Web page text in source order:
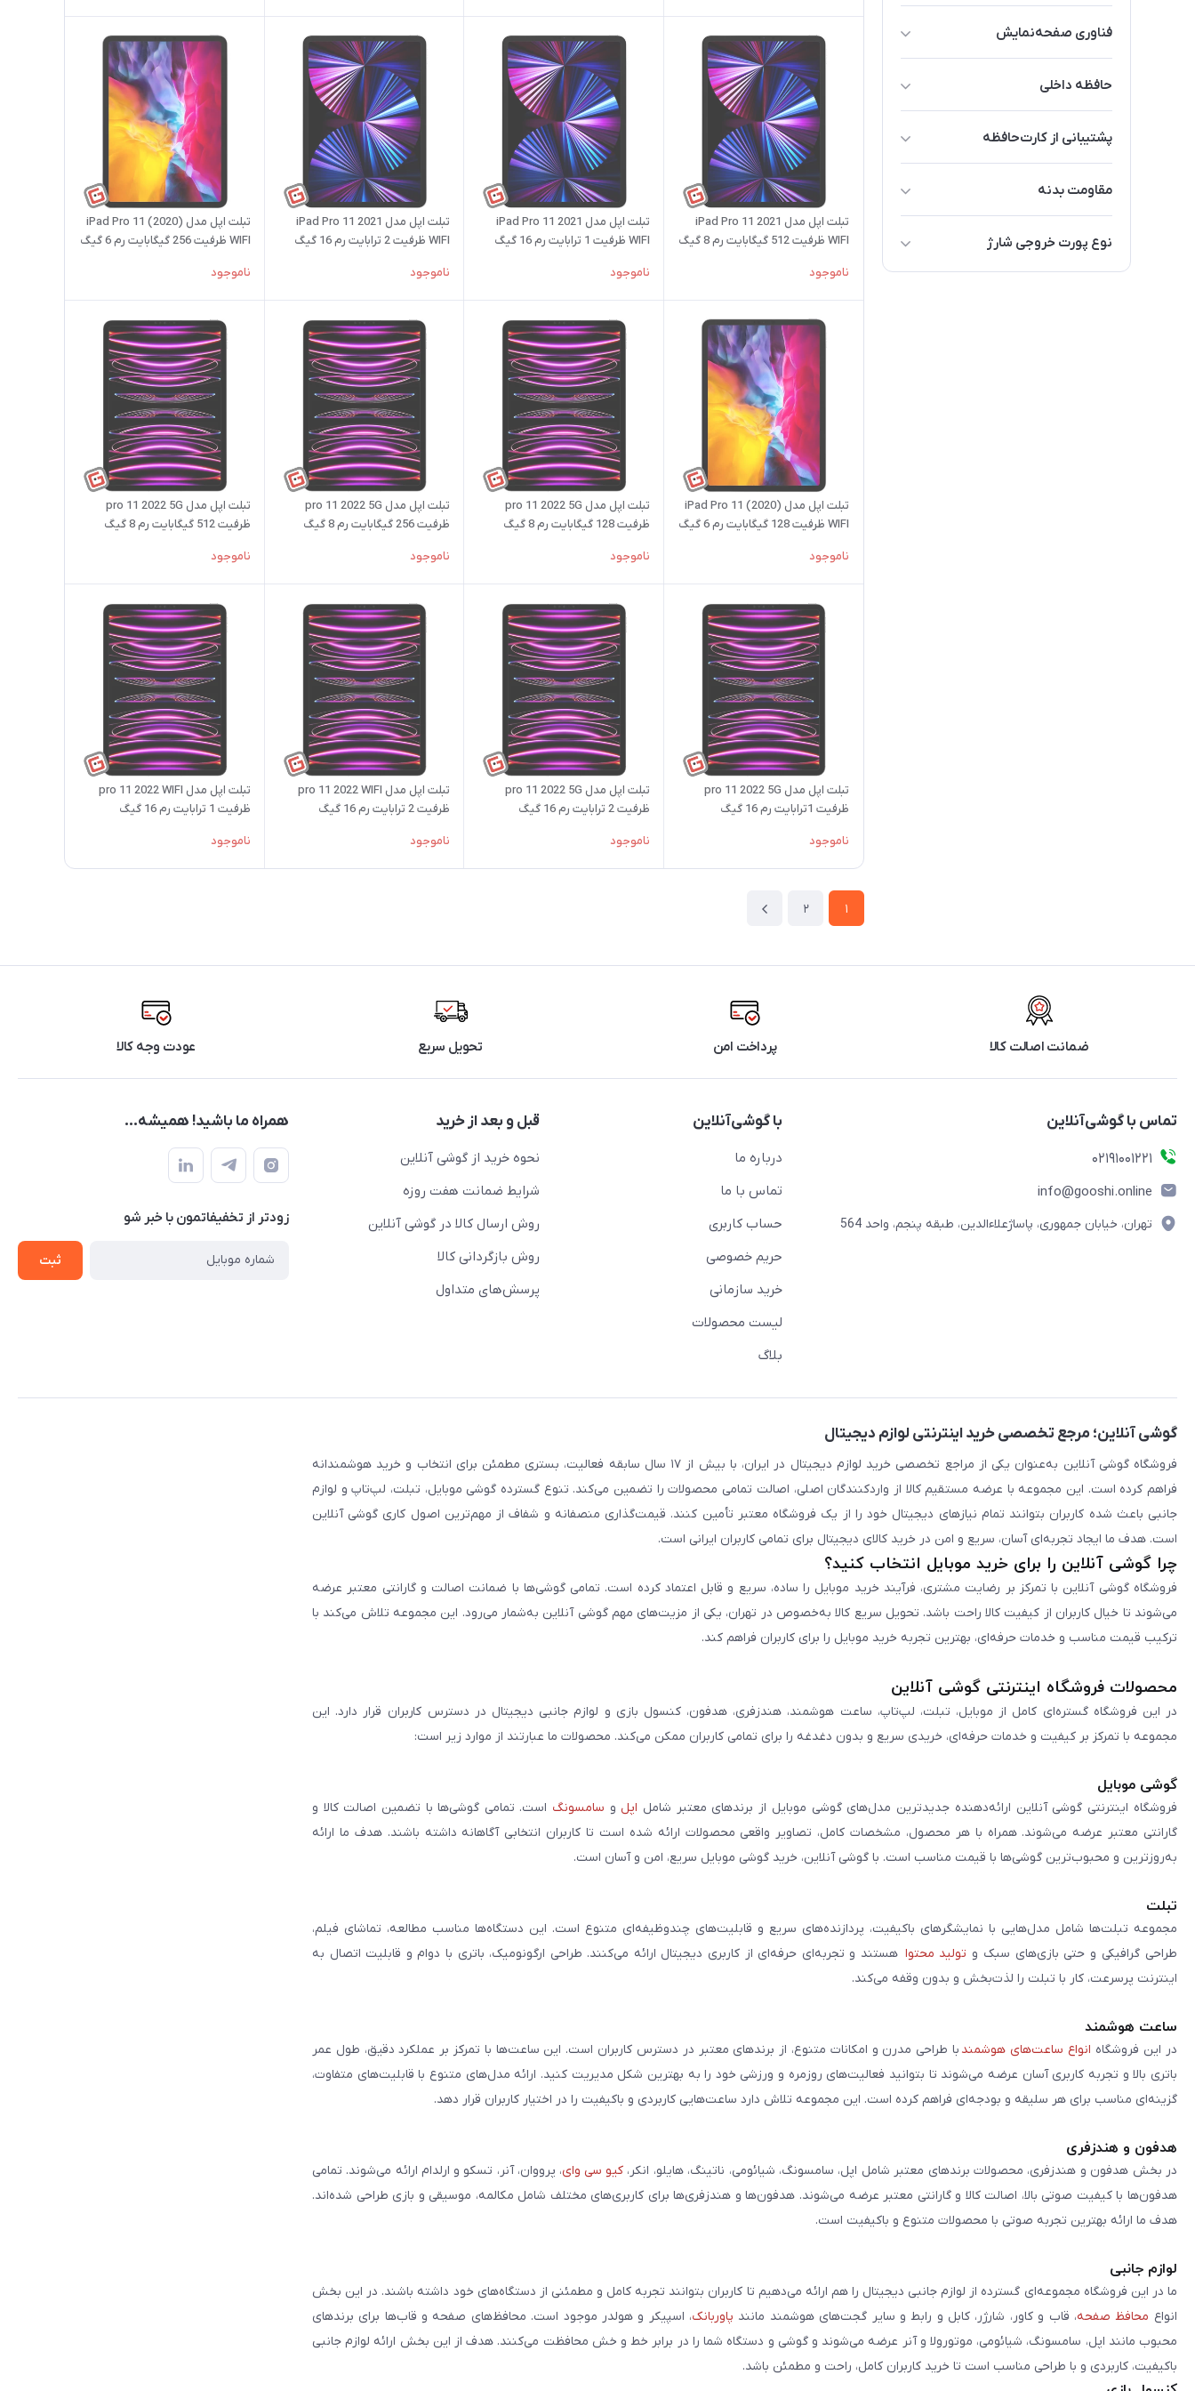
فناوری صفحه‌نمایش
Super Retina XDR OLED
Liquid Retina IPS LCD
Liquid Retina XDR mini-LED LCD
Ultra Retina Tandem OLED
حافظه داخلی
1 ترابایت
256 گیگابایت
128 گیگابایت
پشتیبانی از کارت‌حافظه
مقاومت بدنه
مقاوم در برابر پاشش آب
نوع پورت خروجی شارژ
تایپ سی
تبلت اپل مدل iPad Pro 11 2021
WIFI ظرفیت 512 گیگابایت رم 8 گیگ
ناموجود
تبلت اپل مدل iPad Pro 11 2021
WIFI ظرفیت 1 ترابایت رم 16 گیگ
ناموجود
تبلت اپل مدل iPad Pro 11 2021
WIFI ظرفیت 2 ترابایت رم 16 گیگ
ناموجود
تبلت اپل مدل iPad Pro 11 (2020)
WIFI ظرفیت 256 گیگابایت رم 6 گیگ
ناموجود
تبلت اپل مدل iPad Pro 11 (2020)
WIFI ظرفیت 128 گیگابایت رم 6 گیگ
ناموجود
تبلت اپل مدل pro 11 2022 5G
ظرفیت 128 گیگابایت رم 8 گیگ
ناموجود
تبلت اپل مدل pro 11 2022 5G
ظرفیت 256 گیگابایت رم 8 گیگ
ناموجود
تبلت اپل مدل pro 11 2022 5G
ظرفیت 512 گیگابایت رم 8 گیگ
ناموجود
تبلت اپل مدل pro 11 2022 5G
ظرفیت 1ترابایت رم 16 گیگ
ناموجود
تبلت اپل مدل pro 11 2022 5G
ظرفیت 2 ترابایت رم 16 گیگ
ناموجود
تبلت اپل مدل pro 11 2022 WIFI
ظرفیت 2 ترابایت رم 16 گیگ
ناموجود
تبلت اپل مدل pro 11 2022 WIFI
ظرفیت 1 ترابایت رم 16 گیگ
ناموجود
1
2
ضمانت اصالت کالا پرداخت امن تحویل سریع عودت وجه کالا
تماس با گوشی‌آنلاین
۰۲۱91001221
info@gooshi.online
تهران، خیابان جمهوری، پاساژعلاءالدین، طبقه پنجم، واحد 564
با گوشی‌آنلاین
درباره ما
تماس با ما
حساب کاربری
حریم خصوصی
خرید سازمانی
لیست محصولات
بلاگ
قبل و بعد از خرید
نحوه خرید از گوشی آنلاین
شرایط ضمانت هفت روزه
روش ارسال کالا در گوشی آنلاین
روش بازگردانی کالا
پرسش‌های متداول
همراه ما باشید! همیشه...
زودتر از تخفیفاتمون با خبر شو
ثبت
گوشی آنلاین؛ مرجع تخصصی خرید اینترنتی لوازم دیجیتال
فروشگاه گوشی آنلاین به‌عنوان یکی از مراجع تخصصی خرید لوازم دیجیتال در ایران، با بیش از ۱۷ سال سابقه فعالیت، بستری مطمئن برای انتخاب و خرید هوشمندانه
فراهم کرده است. این مجموعه با عرضه مستقیم کالا از واردکنندگان اصلی، اصالت تمامی محصولات را تضمین می‌کند. تنوع گسترده گوشی موبایل، تبلت، لپ‌تاپ و لوازم
جانبی باعث شده کاربران بتوانند تمام نیازهای دیجیتال خود را از یک فروشگاه معتبر تأمین کنند. قیمت‌گذاری منصفانه و شفاف از مهم‌ترین اصول کاری گوشی آنلاین
است. هدف ما ایجاد تجربه‌ای آسان، سریع و امن در خرید کالای دیجیتال برای تمامی کاربران ایرانی است.
چرا گوشی آنلاین را برای خرید موبایل انتخاب کنید؟
فروشگاه گوشی آنلاین با تمرکز بر رضایت مشتری، فرآیند خرید موبایل را ساده، سریع و قابل اعتماد کرده است. تمامی گوشی‌ها با ضمانت اصالت و گارانتی معتبر عرضه
می‌شوند تا خیال کاربران از کیفیت کالا راحت باشد. تحویل سریع کالا به‌خصوص در تهران، یکی از مزیت‌های مهم گوشی آنلاین به‌شمار می‌رود. این مجموعه تلاش می‌کند با
ترکیب قیمت مناسب و خدمات حرفه‌ای، بهترین تجربه خرید موبایل را برای کاربران فراهم کند.
محصولات فروشگاه اینترنتی گوشی آنلاین
در این فروشگاه گستره‌ای کامل از موبایل، تبلت، لپ‌تاپ، ساعت هوشمند، هندزفری، هدفون، کنسول بازی و لوازم جانبی دیجیتال در دسترس کاربران قرار دارد. این
مجموعه با تمرکز بر کیفیت و خدمات حرفه‌ای، خریدی سریع و بدون دغدغه را برای تمامی کاربران ممکن می‌کند. محصولات ما عبارتند از موارد زیر است:
گوشی موبایل
فروشگاه اینترنتی گوشی آنلاین ارائه‌دهنده جدیدترین مدل‌های گوشی موبایل از برندهای معتبر شامل اپل و سامسونگ است. تمامی گوشی‌ها با تضمین اصالت کالا و
گارانتی معتبر عرضه می‌شوند. همراه با هر محصول، مشخصات کامل، تصاویر واقعی محصولات ارائه شده است تا کاربران انتخابی آگاهانه داشته باشند. هدف ما ارائه
به‌روزترین و محبوب‌ترین گوشی‌ها با قیمت مناسب است. با گوشی آنلاین، خرید گوشی موبایل سریع، امن و آسان است.
تبلت
مجموعه تبلت‌ها شامل مدل‌هایی با نمایشگرهای باکیفیت، پردازنده‌های سریع و قابلیت‌های چندوظیفه‌ای متنوع است. این دستگاه‌ها مناسب مطالعه، تماشای فیلم،
طراحی گرافیکی و حتی بازی‌های سبک و تولید محتوا هستند و تجربه‌ای حرفه‌ای از کاربری دیجیتال ارائه می‌کنند. طراحی ارگونومیک، باتری با دوام و قابلیت اتصال به
اینترنت پرسرعت، کار با تبلت را لذت‌بخش و بدون وقفه می‌کند.
ساعت هوشمند
در این فروشگاه انواع ساعت‌های هوشمند با طراحی مدرن و امکانات متنوع، از برندهای معتبر در دسترس کاربران است. این ساعت‌ها با تمرکز بر عملکرد دقیق، طول عمر
باتری بالا و تجربه کاربری آسان عرضه می‌شوند تا بتوانید فعالیت‌های روزمره و ورزشی خود را به بهترین شکل مدیریت کنید. ارائه مدل‌های متنوع با قابلیت‌های متفاوت،
گزینه‌ای مناسب برای هر سلیقه و بودجه‌ای فراهم کرده است. این مجموعه تلاش دارد ساعت‌هایی کاربردی و باکیفیت را در اختیار کاربران قرار دهد.
هدفون و هندزفری
در بخش هدفون و هندزفری، محصولات برندهای معتبر شامل اپل، سامسونگ، شیائومی، ناتینگ، هایلو، انکر، کیو سی وای، پرووان، آنر، تسکو و ارلدام ارائه می‌شوند. تمامی
هدفون‌ها با کیفیت صوتی بالا، اصالت کالا و گارانتی معتبر عرضه می‌شوند. هدفون‌ها و هندزفری‌ها برای کاربری‌های مختلف شامل مکالمه، موسیقی و بازی طراحی شده‌اند.
هدف ما ارائه بهترین تجربه صوتی با محصولات متنوع و باکیفیت است.
لوازم جانبی
ما در این فروشگاه مجموعه‌ای گسترده از لوازم جانبی دیجیتال را هم ارائه می‌دهیم تا کاربران بتوانند تجربه کامل و مطمئنی از دستگاه‌های خود داشته باشند. در این بخش
انواع محافظ صفحه، قاب و کاور، شارژر، کابل و رابط و سایر گجت‌های هوشمند مانند پاوربانک، اسپیکر و هولدر موجود است. محافظ‌های صفحه و قاب‌ها برای برندهای
محبوب مانند اپل، سامسونگ، شیائومی، موتورولا و آنر عرضه می‌شوند و گوشی و دستگاه شما را در برابر خط و خش محافظت می‌کنند. هدف از این بخش ارائه لوازم جانبی
باکیفیت، کاربردی و با طراحی مناسب است تا خرید کاربران کامل، راحت و مطمئن باشد.